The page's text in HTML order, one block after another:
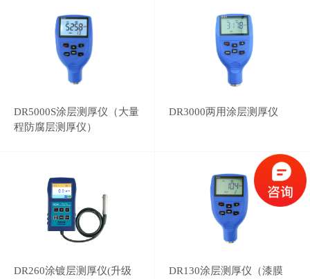
DR5000S涂层测厚仪（大量
程防腐层测厚仪）
DR3000两用涂层测厚仪
DR260涂镀层测厚仪(升级
DR130涂层测厚仪（漆膜